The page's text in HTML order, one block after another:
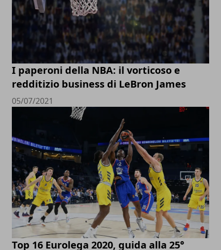
I paperoni della NBA: il vorticoso e
redditizio business di LeBron James
05/07/2021
Top 16 Eurolega 2020, guida alla 25°